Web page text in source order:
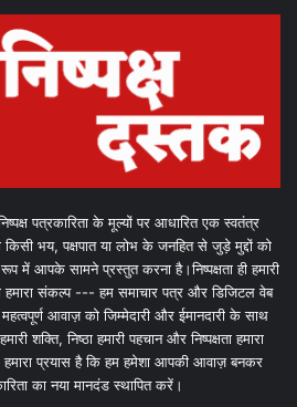
पत्रकारिता के मूल्यों पर आधारित एक स्वतंत्र
किसी भय, पक्षपात या लोभ के जनहित से जुड़े मुद्दों को
में आपके सामने प्रस्तुत करना है।निष्पक्षता ही हमारी
संकल्प --- हम समाचार पत्र और डिजिटल वेब
आवाज़ को जिम्मेदारी और ईमानदारी के साथ
शक्ति, निष्ठा हमारी पहचान और निष्पक्षता हमारा
प्रयास है कि हम हमेशा आपकी आवाज़ बनकर
का नया मानदंड स्थापित करें।